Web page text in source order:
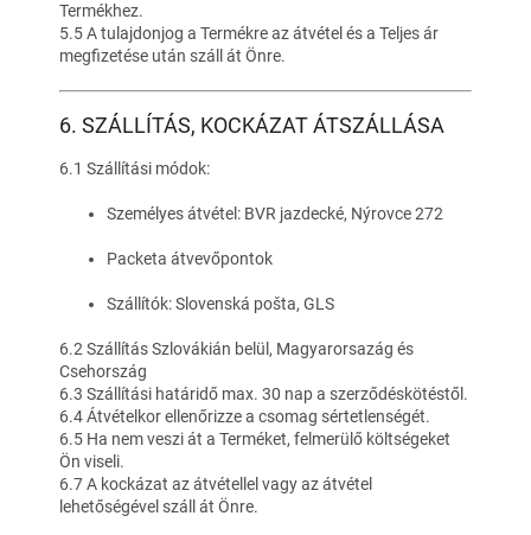
Termékhez.
5.5 A tulajdonjog a Termékre az átvétel és a Teljes ár
megfizetése után száll át Önre.
6. SZÁLLÍTÁS, KOCKÁZAT ÁTSZÁLLÁSA
6.1 Szállítási módok:
Személyes átvétel: BVR jazdecké, Nýrovce 272
Packeta átvevőpontok
Szállítók: Slovenská pošta, GLS
6.2 Szállítás Szlovákián belül, Magyarorsazág és
Csehország
6.3 Szállítási határidő max. 30 nap a szerződéskötéstől.
6.4 Átvételkor ellenőrizze a csomag sértetlenségét.
6.5 Ha nem veszi át a Terméket, felmerülő költségeket
Ön viseli.
6.7 A kockázat az átvétellel vagy az átvétel
lehetőségével száll át Önre.